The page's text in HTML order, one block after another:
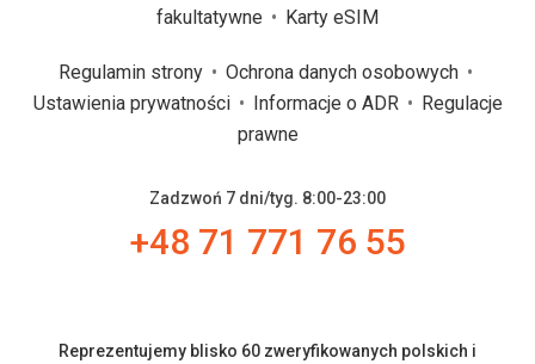
fakultatywne
Karty eSIM
Regulamin strony
Ochrona danych osobowych
Ustawienia prywatności
Informacje o ADR
Regulacje
prawne
Zadzwoń 7 dni/tyg. 8:00-23:00
+48 71 771 76 55
Reprezentujemy blisko 60 zweryfikowanych polskich i